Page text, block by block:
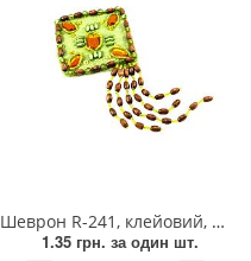
Шеврон R-241, клейовий, 7*7см, повсть ромб зелений, каміння, підвіска бісер, дерев'яні намисто
1.35 грн. за один шт.